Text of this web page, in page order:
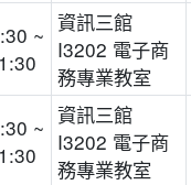
~ 資訊三館
I3202 電子商
務專業教室
~ 資訊三館
I3202 電子商
務專業教室